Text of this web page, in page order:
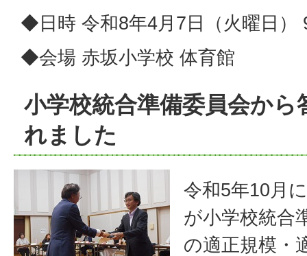
◆日時 令和8年4月7日（火曜日）
◆会場 赤坂小学校 体育館
小学校統合準備委員会から
れました
令和5年10月
が小学校統合
の適正規模・